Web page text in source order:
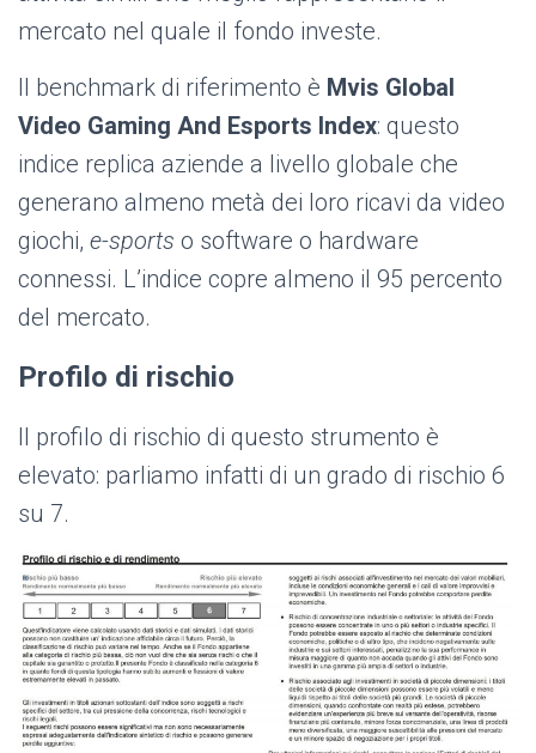
mercato nel quale il fondo investe.
Il benchmark di riferimento è Mvis Global
Video Gaming And Esports Index: questo
indice replica aziende a livello globale che
generano almeno metà dei loro ricavi da video
giochi, e-sports o software o hardware
connessi. L’indice copre almeno il 95 percento
del mercato.
Profilo di rischio
Il profilo di rischio di questo strumento è
elevato: parliamo infatti di un grado di rischio 6
su 7.